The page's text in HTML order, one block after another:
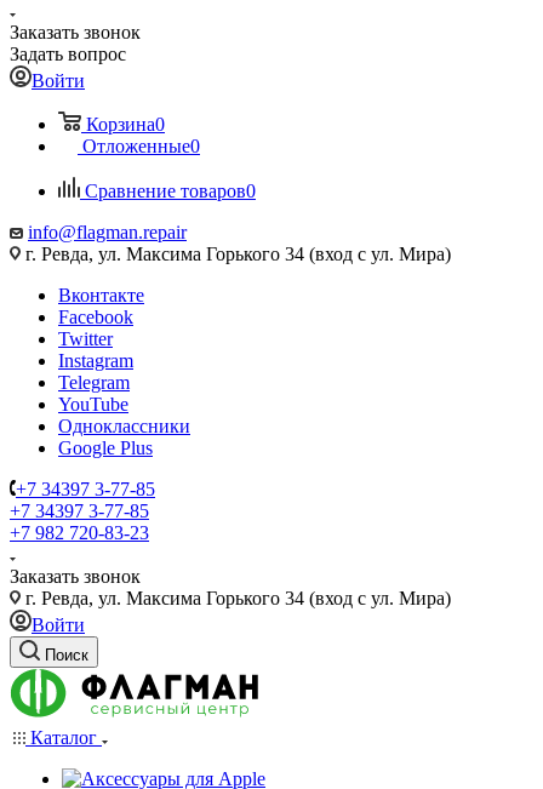
Заказать звонок
Задать вопрос
Войти
Корзина0
Отложенные0
Сравнение товаров0
info@flagman.repair
г. Ревда, ул. Максима Горького 34 (вход с ул. Мира)
Вконтакте
Facebook
Twitter
Instagram
Telegram
YouTube
Одноклассники
Google Plus
+7 34397 3-77-85
+7 34397 3-77-85
+7 982 720-83-23
Заказать звонок
г. Ревда, ул. Максима Горького 34 (вход с ул. Мира)
Войти
Поиск
Каталог